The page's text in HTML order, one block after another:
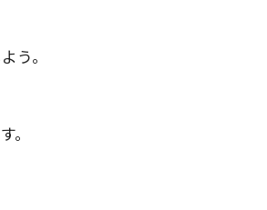
う。
。